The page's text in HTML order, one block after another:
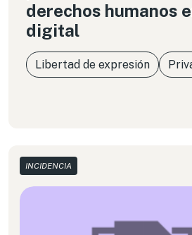
derechos humanos
digital
Libertad de expresión
INCIDENCIA